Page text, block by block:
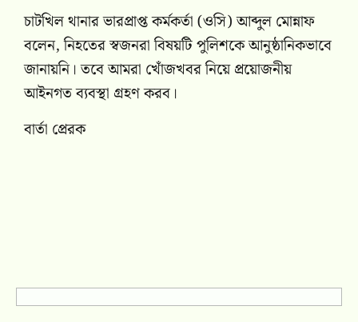
চাটখিল থানার ভারপ্রাপ্ত কর্মকর্তা (ওসি) আব্দুল মোন্নাফ
বলেন, নিহতের স্বজনরা বিষয়টি পুলিশকে আনুষ্ঠানিকভাবে
জানায়নি। তবে আমরা খোঁজখবর নিয়ে প্রয়োজনীয়
আইনগত ব্যবস্থা গ্রহণ করব।
বার্তা প্রেরক